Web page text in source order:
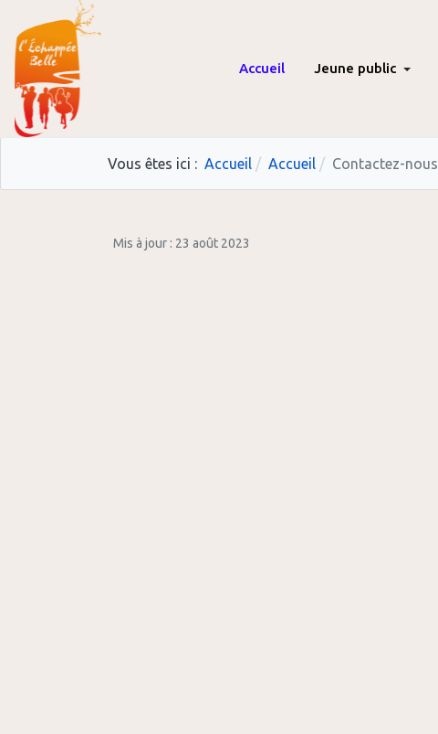
Accueil Jeune public
Vous êtes ici : Accueil Accueil Contactez-nous
Mis à jour : 23 août 2023